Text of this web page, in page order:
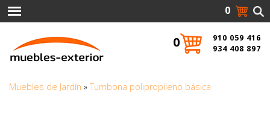
Muebles de Jardín »Tumbona polipropileno básica
910 059 416
934 408 897
0
0